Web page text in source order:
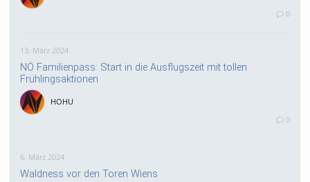
0
13. März 2024
NÖ Familienpass: Start in die Ausflugszeit mit tollen
Frühlingsaktionen
HOHU
0
6. März 2024
Waldness vor den Toren Wiens